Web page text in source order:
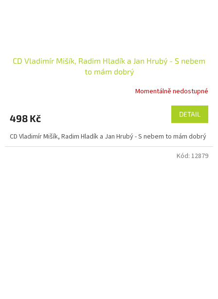
CD Vladimír Mišík, Radim Hladík a Jan Hrubý - S nebem
to mám dobrý
Momentálně nedostupné
498 Kč DETAIL
CD Vladimír Mišík, Radim Hladík a Jan Hrubý - S nebem to mám dobrý
Kód: 12879